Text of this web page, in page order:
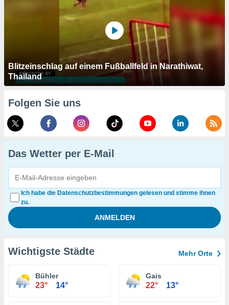
Blitzeinschlag auf einem Fußballfeld in Narathiwat,
Thailand
Folgen Sie uns
Das Wetter per E-Mail
Ich habe die Datenschutzbestimmungen gelesen und stimme ihnen
zu.
Wichtigste Städte Mehr Orte
Bühler
23° 14°
Gais
22° 13°